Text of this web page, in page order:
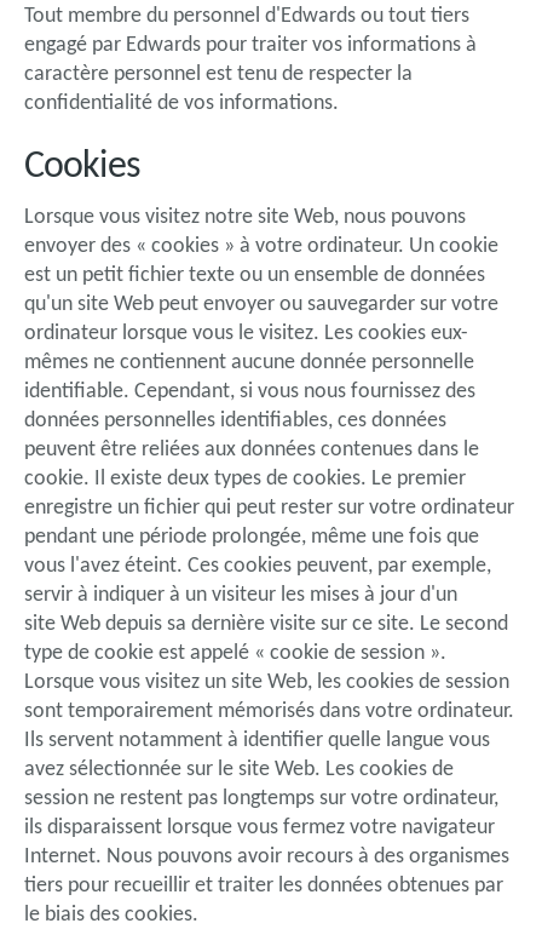
Tout membre du personnel d'Edwards ou tout tiers
engagé par Edwards pour traiter vos informations à
caractère personnel est tenu de respecter la
confidentialité de vos informations.
Cookies
Lorsque vous visitez notre site Web, nous pouvons
envoyer des « cookies » à votre ordinateur. Un cookie
est un petit fichier texte ou un ensemble de données
qu'un site Web peut envoyer ou sauvegarder sur votre
ordinateur lorsque vous le visitez. Les cookies eux-
mêmes ne contiennent aucune donnée personnelle
identifiable. Cependant, si vous nous fournissez des
données personnelles identifiables, ces données
peuvent être reliées aux données contenues dans le
cookie. Il existe deux types de cookies. Le premier
enregistre un fichier qui peut rester sur votre ordinateur
pendant une période prolongée, même une fois que
vous l'avez éteint. Ces cookies peuvent, par exemple,
servir à indiquer à un visiteur les mises à jour d'un
site Web depuis sa dernière visite sur ce site. Le second
type de cookie est appelé « cookie de session ».
Lorsque vous visitez un site Web, les cookies de session
sont temporairement mémorisés dans votre ordinateur.
Ils servent notamment à identifier quelle langue vous
avez sélectionnée sur le site Web. Les cookies de
session ne restent pas longtemps sur votre ordinateur,
ils disparaissent lorsque vous fermez votre navigateur
Internet. Nous pouvons avoir recours à des organismes
tiers pour recueillir et traiter les données obtenues par
le biais des cookies.